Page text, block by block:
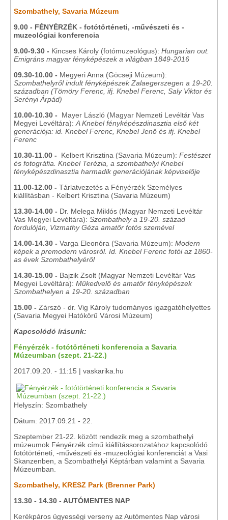
Szombathely, Savaria Múzeum
9.00 - FÉNYÉRZÉK - fotótörténeti, -művészeti és -
muzeológiai konferencia
9.00-9.30 - Kincses Károly (fotómuzeológus): Hungarian out.
Emigráns magyar fényképészek a világban 1849-2016
09.30-10.00 - Megyeri Anna (Göcseji Múzeum):
Szombathelyről indult fényképészek Zalaegerszegen a 19-20.
században (Tömöry Ferenc, ifj. Knebel Ferenc, Saly Viktor és
Serényi Árpád)
10.00-10.30 -
Mayer László (Magyar Nemzeti Levéltár Vas
Megyei Levéltára): A Knebel fényképészdinasztia első két
generációja: id. Knebel Ferenc, Knebel Jenő és ifj. Knebel
Ferenc
10.30-11.00 -
Kelbert Krisztina (Savaria Múzeum): Festészet
és fotográfia. Knebel Terézia, a szombathelyi Knebel
fényképészdinasztia harmadik generációjának képviselője
11.00-12.00 - Tárlatvezetés a Fényérzék Személyes
kiállításban - Kelbert Krisztina (Savaria Múzeum)
13.30-14.00 - Dr. Melega Miklós (Magyar Nemzeti Levéltár
Vas Megyei Levéltára): Szombathely a 19-20. század
fordulóján, Vizmathy Géza amatőr fotós szemével
14.00-14.30 - Varga Eleonóra (Savaria Múzeum): Modern
képek a premodern városról. Id. Knebel Ferenc fotói az 1860-
as évek Szombathelyéről
14.30-15.00 - Bajzik Zsolt (Magyar Nemzeti Levéltár Vas
Megyei Levéltára): Műkedvelő és amatőr fényképészek
Szombathelyen a 19-20. században
15.00 - Zárszó - dr. Vig Károly tudományos igazgatóhelyettes
(Savaria Megyei Hatókörű Városi Múzeum)
Kapcsolódó írásunk:
Fényérzék - fotótörténeti konferencia a Savaria
Múzeumban (szept. 21-22.)
2017.09.20. - 11:15 | vaskarika.hu
Helyszín: Szombathely
Dátum: 2017.09.21 - 22.
Szeptember 21-22. között rendezik meg a szombathelyi
múzeumok Fényérzék című kiállítássorozatához kapcsolódó
fotótörténeti, -művészeti és -muzeológiai konferenciát a Vasi
Skanzenben, a Szombathelyi Képtárban valamint a Savaria
Múzeumban.
Szombathely, KRESZ Park (Brenner Park)
13.30 - 14.30 - AUTÓMENTES NAP
Kerékpáros ügyességi verseny az Autómentes Nap városi